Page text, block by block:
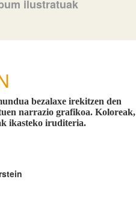
ilustratuak
bezalaxe irekitzen den
narrazio grafikoa. Koloreak,
ikasteko iruditeria.